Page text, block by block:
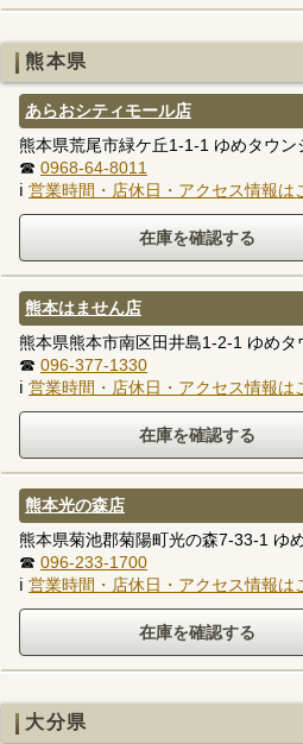
熊本県
あらおシティモール店
熊本県荒尾市緑ケ丘1-1-1 ゆめタウン
☎ 0968-64-8011
ℹ 営業時間・店休日・アクセス情報は
熊本はません店
熊本県熊本市南区田井島1-2-1 ゆめタ
☎ 096-377-1330
ℹ 営業時間・店休日・アクセス情報は
熊本光の森店
熊本県菊池郡菊陽町光の森7-33-1 ゆ
☎ 096-233-1700
ℹ 営業時間・店休日・アクセス情報は
大分県